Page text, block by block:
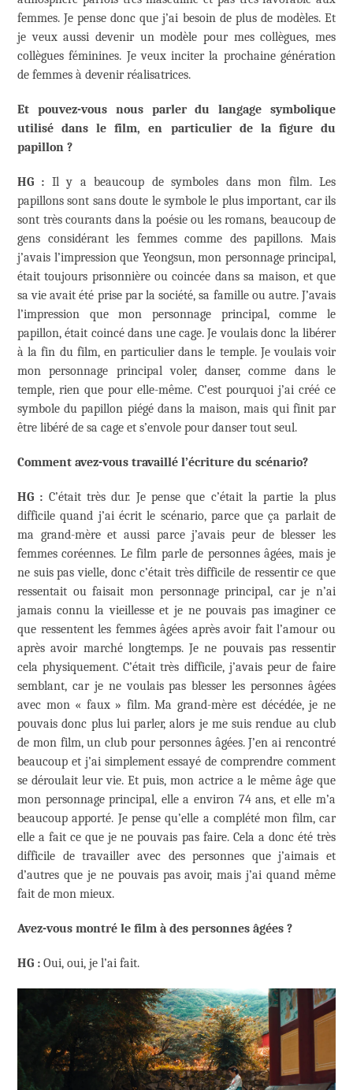
femmes. Je pense donc que j’ai besoin de plus de modèles. Et
je veux aussi devenir un modèle pour mes collègues, mes
collègues féminines. Je veux inciter la prochaine génération
de femmes à devenir réalisatrices.
Et pouvez-vous nous parler du langage symbolique
utilisé dans le film, en particulier de la figure du
papillon ?
HG : Il y a beaucoup de symboles dans mon film. Les
papillons sont sans doute le symbole le plus important, car ils
sont très courants dans la poésie ou les romans, beaucoup de
gens considérant les femmes comme des papillons. Mais
j’avais l’impression que Yeongsun, mon personnage principal,
était toujours prisonnière ou coincée dans sa maison, et que
sa vie avait été prise par la société, sa famille ou autre. J’avais
l’impression que mon personnage principal, comme le
papillon, était coincé dans une cage. Je voulais donc la libérer
à la fin du film, en particulier dans le temple. Je voulais voir
mon personnage principal voler, danser, comme dans le
temple, rien que pour elle-même. C’est pourquoi j’ai créé ce
symbole du papillon piégé dans la maison, mais qui finit par
être libéré de sa cage et s’envole pour danser tout seul.
Comment avez-vous travaillé l’écriture du scénario?
HG : C’était très dur. Je pense que c’était la partie la plus
difficile quand j’ai écrit le scénario, parce que ça parlait de
ma grand-mère et aussi parce j’avais peur de blesser les
femmes coréennes. Le film parle de personnes âgées, mais je
ne suis pas vielle, donc c’était très difficile de ressentir ce que
ressentait ou faisait mon personnage principal, car je n’ai
jamais connu la vieillesse et je ne pouvais pas imaginer ce
que ressentent les femmes âgées après avoir fait l’amour ou
après avoir marché longtemps. Je ne pouvais pas ressentir
cela physiquement. C’était très difficile, j’avais peur de faire
semblant, car je ne voulais pas blesser les personnes âgées
avec mon « faux » film. Ma grand-mère est décédée, je ne
pouvais donc plus lui parler, alors je me suis rendue au club
de mon film, un club pour personnes âgées. J’en ai rencontré
beaucoup et j’ai simplement essayé de comprendre comment
se déroulait leur vie. Et puis, mon actrice a le même âge que
mon personnage principal, elle a environ 74 ans, et elle m’a
beaucoup apporté. Je pense qu’elle a complété mon film, car
elle a fait ce que je ne pouvais pas faire. Cela a donc été très
difficile de travailler avec des personnes que j’aimais et
d’autres que je ne pouvais pas avoir, mais j’ai quand même
fait de mon mieux.
Avez-vous montré le film à des personnes âgées ?
HG : Oui, oui, je l’ai fait.